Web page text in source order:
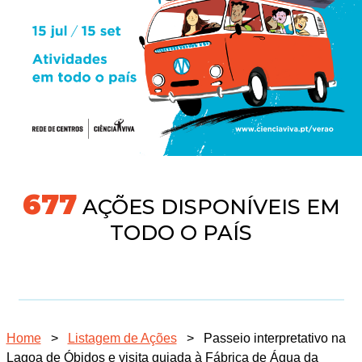
704 AÇÕES DISPONÍVEIS EM
TODO O PAÍS
Home > Listagem de Ações >
Passeio interpretativo na
Lagoa de Óbidos e visita guiada à Fábrica de Água da